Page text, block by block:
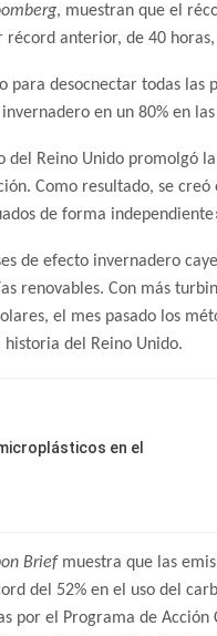
, muestran que el
récord anterior, de 40
para desocnectar todas
en un 80% en
del Reino Unido promolgó la
Como resultado, se creó
de forma
de efecto invernadero
renovables. Con más
el mes pasado los
del Reino Unido.
en el
Brief muestra que las
del 52% en el uso del
por el Programa de